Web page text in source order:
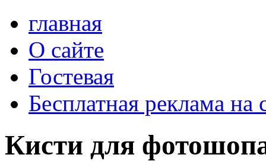
главная
О сайте
Гостевая
Бесплатная реклама на
Кисти для